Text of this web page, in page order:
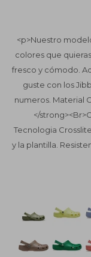
<p>Nuestro
colores que
fresco y cómodo.
guste con los
numeros. Material
</
Tecnologia
y la plantilla.